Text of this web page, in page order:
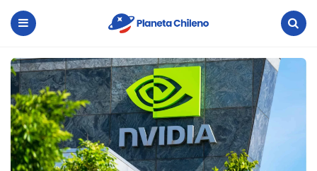
Planeta
Chileno